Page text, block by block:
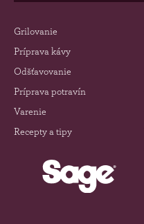
Grilovanie
Príprava kávy
Odšťavovanie
Príprava potravín
Varenie
Recepty a tipy